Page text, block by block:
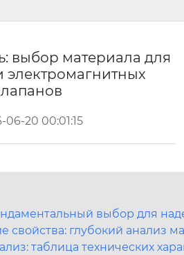
выбор материала для
электромагнитных
06-20 00:01:15
выбор для
свойства: глубокий анализ
таблица технических